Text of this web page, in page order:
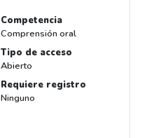
Competencia
Comprensión oral
Tipo de acceso
Abierto
Requiere registro
Ninguno